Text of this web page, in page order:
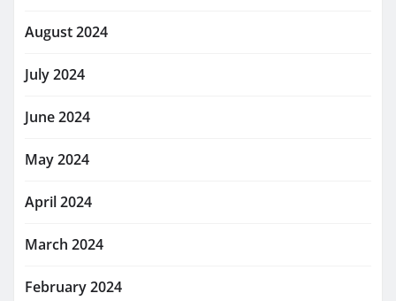
August 2024
July 2024
June 2024
May 2024
April 2024
March 2024
February 2024